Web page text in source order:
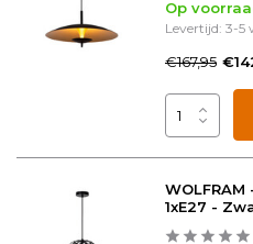
Op
Levertijd: 3-5
€167,95
1xE27 -